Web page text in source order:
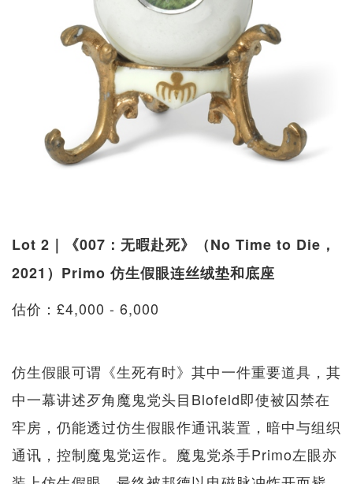
Lot 2｜《007：无暇赴死》（No Time to Die，
2021）Primo 仿生假眼连丝绒垫和底座
估价：£4,000 - 6,000
仿生假眼可谓《生死有时》其中一件重要道具，其
中一幕讲述歹角魔鬼党头目Blofeld即使被囚禁在
牢房，仍能透过仿生假眼作通讯装置，暗中与组织
通讯，控制魔鬼党运作。魔鬼党杀手Primo左眼亦